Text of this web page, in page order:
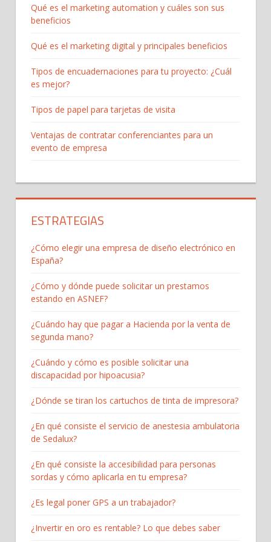
Qué es el marketing automation y cuáles son sus
beneficios
Qué es el marketing digital y principales beneficios
Tipos de encuadernaciones para tu proyecto: ¿Cuál
es mejor?
Tipos de papel para tarjetas de visita
Ventajas de contratar conferenciantes para un
evento de empresa
ESTRATEGIAS
¿Cómo elegir una empresa de diseño electrónico en
España?
¿Cómo y dónde puede solicitar un prestamos
estando en ASNEF?
¿Cuándo hay que pagar a Hacienda por la venta de
segunda mano?
¿Cuándo y cómo es posible solicitar una
discapacidad por hipoacusia?
¿Dónde se tiran los cartuchos de tinta de impresora?
¿En qué consiste el servicio de anestesia ambulatoria
de Sedalux?
¿En qué consiste la accesibilidad para personas
sordas y cómo aplicarla en tu empresa?
¿Es legal poner GPS a un trabajador?
¿Invertir en oro es rentable? Lo que debes saber